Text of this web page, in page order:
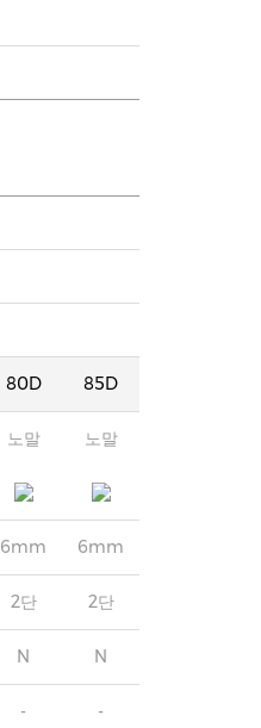
80D 85D
노말 노말
6mm 6mm
2단 2단
N N
- -